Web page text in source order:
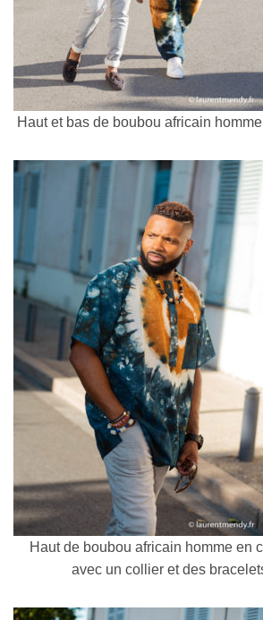
Haut et bas de boubou africain
Haut de boubou africain homme en
avec un collier et des